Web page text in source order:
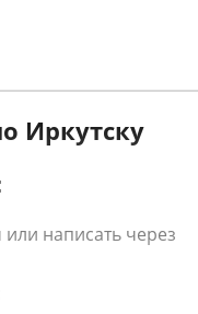
Иркутску
написать через